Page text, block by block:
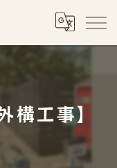
構工事】